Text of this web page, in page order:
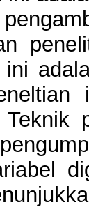
ini
Teknik